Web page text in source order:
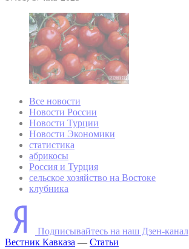
Все новости
Новости России
Новости Турции
Новости Экономики
статистика
абрикосы
Россия и Турция
сельское хозяйство на Востоке
клубника
Подписывайтесь на наш Дзен-канал
Вестник Кавказа — Статьи